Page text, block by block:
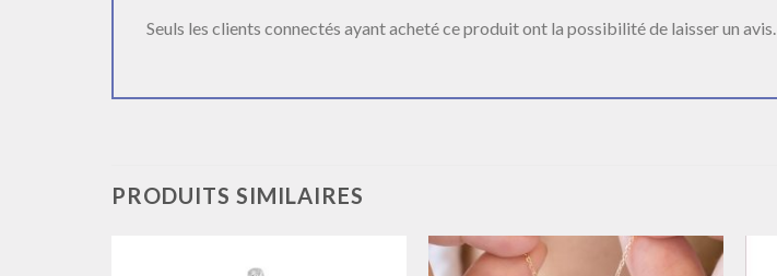
Seuls les clients connectés ayant acheté ce produit ont la possibilité de laisser un avis.
PRODUITS SIMILAIRES